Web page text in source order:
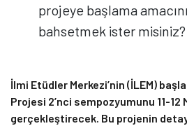
projeye başlama
bahsetmek ister
İlmi Etüdler Merkezi’nin (İLEM)
Projesi 2’nci sempozyumunu 11-
gerçekleştirecek. Bu projenin